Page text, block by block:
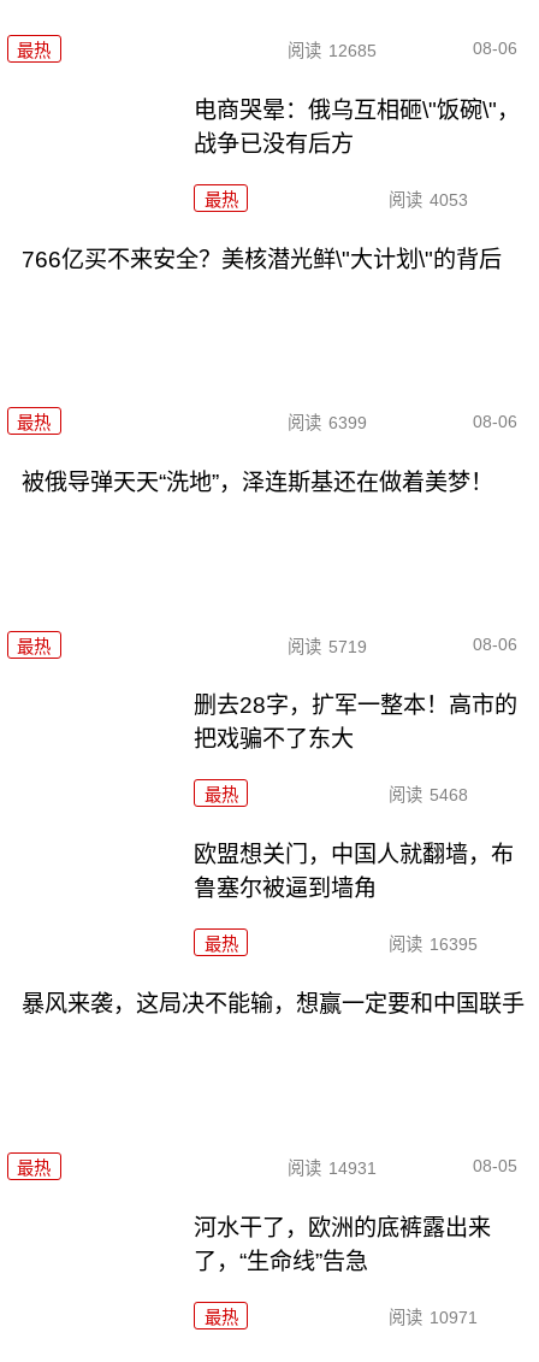
最热 阅读 12685 08-06
电商哭晕：俄乌互相砸\"饭碗\"，
战争已没有后方
最热 阅读 4053
766亿买不来安全？美核潜光鲜\"大计划\"的背后
最热 阅读 6399 08-06
被俄导弹天天“洗地”，泽连斯基还在做着美梦！
最热 阅读 5719 08-06
删去28字，扩军一整本！高市的
把戏骗不了东大
最热 阅读 5468
欧盟想关门，中国人就翻墙，布
鲁塞尔被逼到墙角
最热 阅读 16395
暴风来袭，这局决不能输，想赢一定要和中国联手
最热 阅读 14931 08-05
河水干了，欧洲的底裤露出来
了，“生命线”告急
最热 阅读 10971